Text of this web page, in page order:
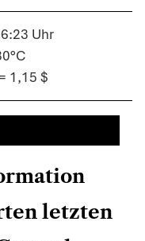
Uhr
1,15 $
letzten